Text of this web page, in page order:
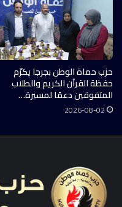
حزب حماة الوطن بجرجا يكرّم
حفظة القرآن الكريم والطلاب
المتفوقين دعمًا لمسيرة…
2026-08-02